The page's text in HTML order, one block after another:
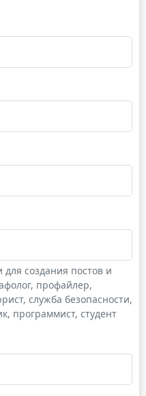
создания постов и
профайлер,
служба безопасности,
программист, студент